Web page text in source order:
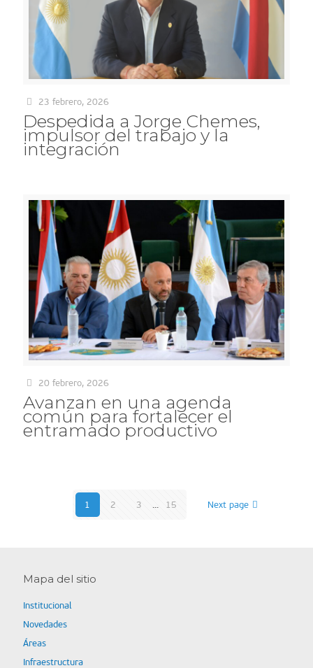
23 febrero, 2026
Despedida a Jorge Chemes,
impulsor del trabajo y la
integración
20 febrero, 2026
Avanzan en una agenda
común para fortalecer el
entramado productivo
1 2 3 ... 15 Next page
Mapa del sitio
Institucional
Novedades
Áreas
Infraestructura